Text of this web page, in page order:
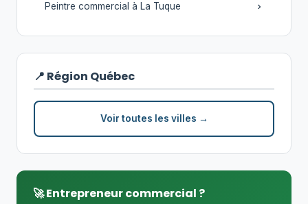
Peintre commercial à La Tuque
📍 Région Québec
Voir toutes les villes →
🚀 Entrepreneur commercial ?